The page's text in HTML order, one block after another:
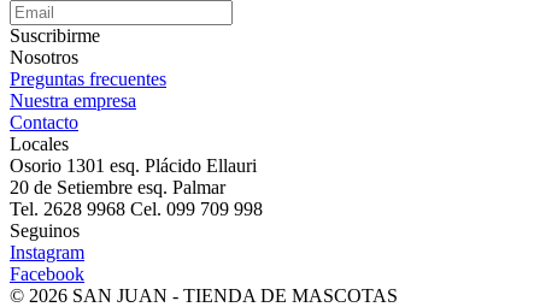
Suscribirme
Nosotros
Preguntas frecuentes
Nuestra empresa
Contacto
Locales
Osorio 1301 esq. Plácido Ellauri
20 de Setiembre esq. Palmar
Tel. 2628 9968 Cel. 099 709 998
Seguinos
Instagram
Facebook
© 2026 SAN JUAN - TIENDA DE MASCOTAS